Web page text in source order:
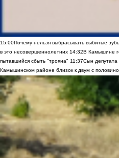
15:00Почему нельзя выбрасывать выбитые
в это несовершеннолетних 14:32В Камышине
пытавшийся сбыть "трояна" 11:37Сын депутата
Камышинском районе близок к двум с